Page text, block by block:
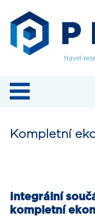
travel
Kompletní
Integrální
kompletní